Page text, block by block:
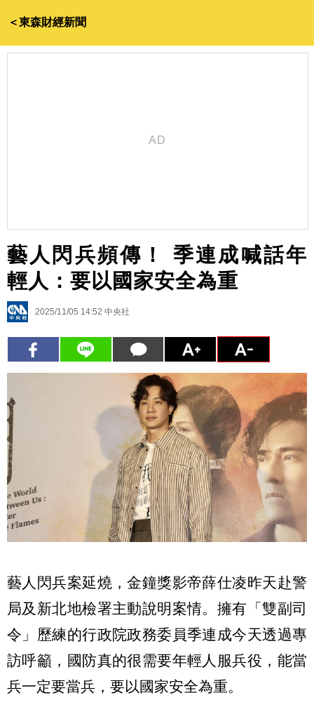
＜東森財經新聞
藝人閃兵頻傳！ 季連成喊話年
輕人：要以國家安全為重
2025/11/05 14:52 中央社
藝人閃兵案延燒，金鐘獎影帝薛仕凌昨天赴警
局及新北地檢署主動說明案情。擁有「雙副司
令」歷練的行政院政務委員季連成今天透過專
訪呼籲，國防真的很需要年輕人服兵役，能當
兵一定要當兵，要以國家安全為重。